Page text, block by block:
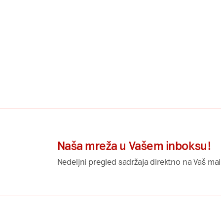
Naša mreža u Vašem inboksu!
Nedeljni pregled sadržaja direktno na Vaš